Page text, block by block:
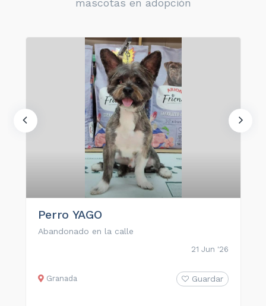
Perro YAGO
Abandonado en la calle
21 Jun '26
Granada Guardar